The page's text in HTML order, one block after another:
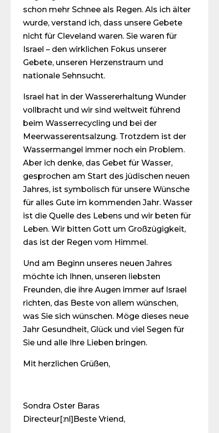
schon mehr Schnee als Regen. Als ich älter
wurde, verstand ich, dass unsere Gebete
nicht für Cleveland waren. Sie waren für
Israel – den wirklichen Fokus unserer
Gebete, unseren Herzenstraum und
nationale Sehnsucht.
Israel hat in der Wassererhaltung Wunder
vollbracht und wir sind weltweit führend
beim Wasserrecycling und bei der
Meerwasserentsalzung. Trotzdem ist der
Wassermangel immer noch ein Problem.
Aber ich denke, das Gebet für Wasser,
gesprochen am Start des jüdischen neuen
Jahres, ist symbolisch für unsere Wünsche
für alles Gute im kommenden Jahr. Wasser
ist die Quelle des Lebens und wir beten für
Leben. Wir bitten Gott um Großzügigkeit,
das ist der Regen vom Himmel.
Und am Beginn unseres neuen Jahres
möchte ich Ihnen, unseren liebsten
Freunden, die ihre Augen immer auf Israel
richten, das Beste von allem wünschen,
was Sie sich wünschen. Möge dieses neue
Jahr Gesundheit, Glück und viel Segen für
Sie und alle Ihre Lieben bringen.
Mit herzlichen Grüßen,
Sondra Oster Baras
Directeur[:nl]Beste Vriend,